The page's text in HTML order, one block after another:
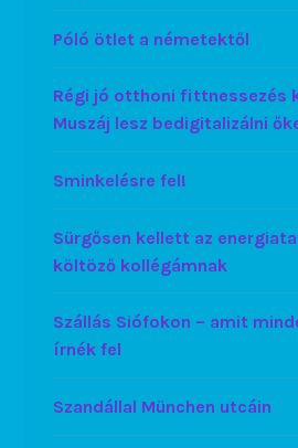
Póló ötlet a németektől
Régi jó otthoni fittnessezés
Muszáj lesz bedigitalizálni
Sminkelésre fel!
Sürgősen kellett az
költöző kollégámnak
Szállás Siófokon – amit
írnék fel
Szandállal München utcáin